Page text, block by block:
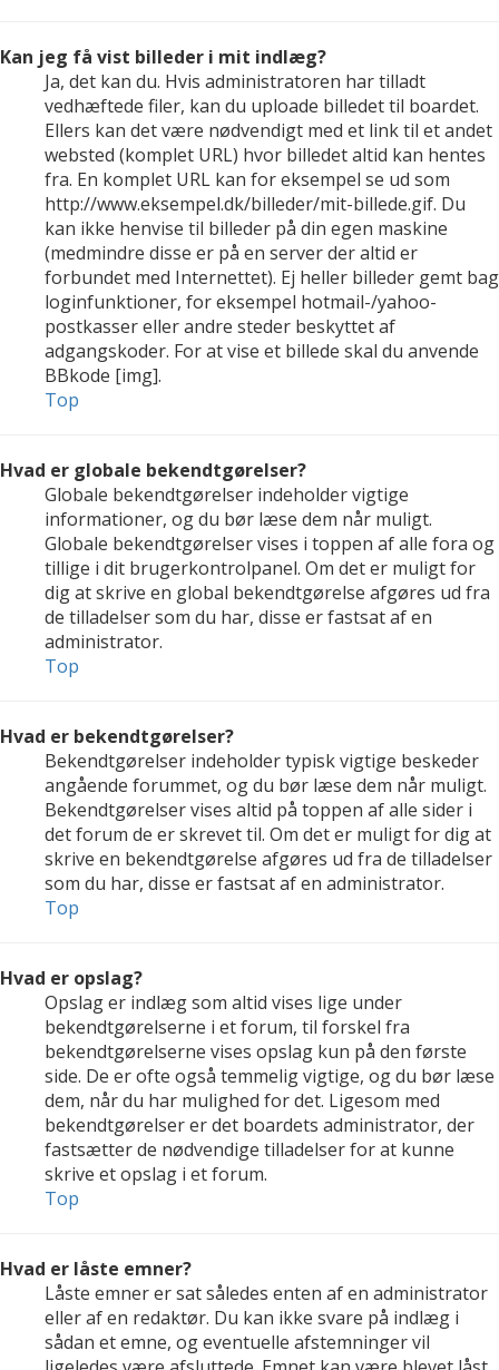
Kan jeg få vist billeder i mit indlæg?
Ja, det kan du. Hvis administratoren har tilladt
vedhæftede filer, kan du uploade billedet til boardet.
Ellers kan det være nødvendigt med et link til et andet
websted (komplet URL) hvor billedet altid kan hentes
fra. En komplet URL kan for eksempel se ud som
http://www.eksempel.dk/billeder/mit-billede.gif. Du
kan ikke henvise til billeder på din egen maskine
(medmindre disse er på en server der altid er
forbundet med Internettet). Ej heller billeder gemt bag
loginfunktioner, for eksempel hotmail-/yahoo-
postkasser eller andre steder beskyttet af
adgangskoder. For at vise et billede skal du anvende
BBkode [img].
Top
Hvad er globale bekendtgørelser?
Globale bekendtgørelser indeholder vigtige
informationer, og du bør læse dem når muligt.
Globale bekendtgørelser vises i toppen af alle fora og
tillige i dit brugerkontrolpanel. Om det er muligt for
dig at skrive en global bekendtgørelse afgøres ud fra
de tilladelser som du har, disse er fastsat af en
administrator.
Top
Hvad er bekendtgørelser?
Bekendtgørelser indeholder typisk vigtige beskeder
angående forummet, og du bør læse dem når muligt.
Bekendtgørelser vises altid på toppen af alle sider i
det forum de er skrevet til. Om det er muligt for dig at
skrive en bekendtgørelse afgøres ud fra de tilladelser
som du har, disse er fastsat af en administrator.
Top
Hvad er opslag?
Opslag er indlæg som altid vises lige under
bekendtgørelserne i et forum, til forskel fra
bekendtgørelserne vises opslag kun på den første
side. De er ofte også temmelig vigtige, og du bør læse
dem, når du har mulighed for det. Ligesom med
bekendtgørelser er det boardets administrator, der
fastsætter de nødvendige tilladelser for at kunne
skrive et opslag i et forum.
Top
Hvad er låste emner?
Låste emner er sat således enten af en administrator
eller af en redaktør. Du kan ikke svare på indlæg i
sådan et emne, og eventuelle afstemninger vil